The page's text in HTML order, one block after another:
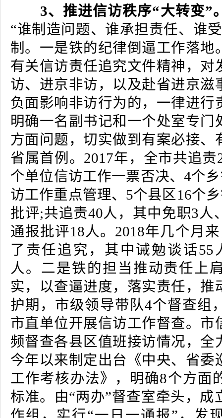
3、推进信访秩序“大转变”
“谁制造问题、谁承担责任、谁
制。一是铁的纪律倒逼工作落地
有关信访责任追究文件精神，对
访、进京非访，以及赴省进京滋
负面影响非访行为的，一律进行
明确一名副书记和一个处室专门
方面问题，切实做到有案必接、
省属首例。2017年，全市共追
个单位信访工作一票否决、4个
访工作重点管理、5个县区16个
批评;共追责40人，其中免职3人
通报批评18人。2018年几个月
了责任追究，其中诫勉谈话55
人。二是铁的担当推动责任上
实，以查逼进度，落实责任，推
护期，市级领导带队4个督查组
市直单位开展信访工作督查。市
频督查各县区值班接访情况，全
今年以来制定出台《中央、省委
工作考核办法》，明确8个方面
标准。由“两办”督查室牵头，成